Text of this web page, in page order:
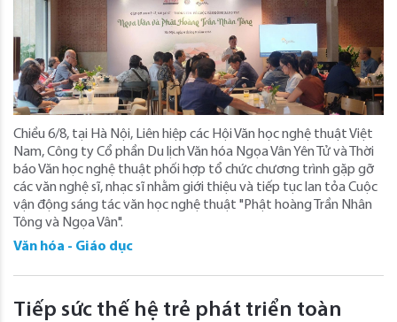
Chiều 6/8, tại Hà Nội, Liên hiệp các Hội Văn học nghệ thuật Việt
Nam, Công ty Cổ phần Du lịch Văn hóa Ngọa Vân Yên Tử và Thời
báo Văn học nghệ thuật phối hợp tổ chức chương trình gặp gỡ
các văn nghệ sĩ, nhạc sĩ nhằm giới thiệu và tiếp tục lan tỏa Cuộc
vận động sáng tác văn học nghệ thuật "Phật hoàng Trần Nhân
Tông và Ngọa Vân".
Văn hóa - Giáo dục
Tiếp sức thế hệ trẻ phát triển toàn